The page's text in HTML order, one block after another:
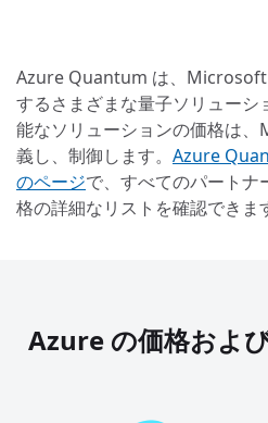
Azure Quantum は、Microsoft
するさまざまな量子ソリュー
能なソリューションの価格は
義し、制御します。 Azure
のページで、すべてのパートナ
格の詳細なリストを確認できま
Azure の価格およ